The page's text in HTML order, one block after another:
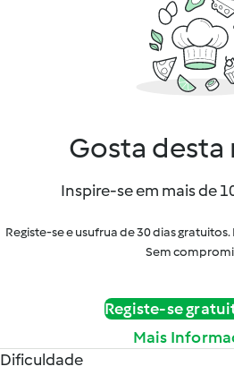
Gosta desta
Inspire-se em mais de
Registe-se e usufrua de 30 dias
Sem
Registe-se
Mais
Dificuldade